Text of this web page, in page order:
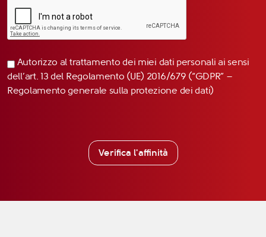
Autorizzo al trattamento dei miei dati personali ai sensi
dell’art. 13 del Regolamento (UE) 2016/679 (“GDPR” –
Regolamento generale sulla protezione dei dati)
Verifica l'affinità